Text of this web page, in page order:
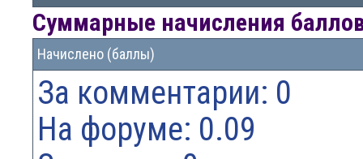
Суммарные начисления
Начислено (баллы)
За комментарии: 0
На форуме: 0.09